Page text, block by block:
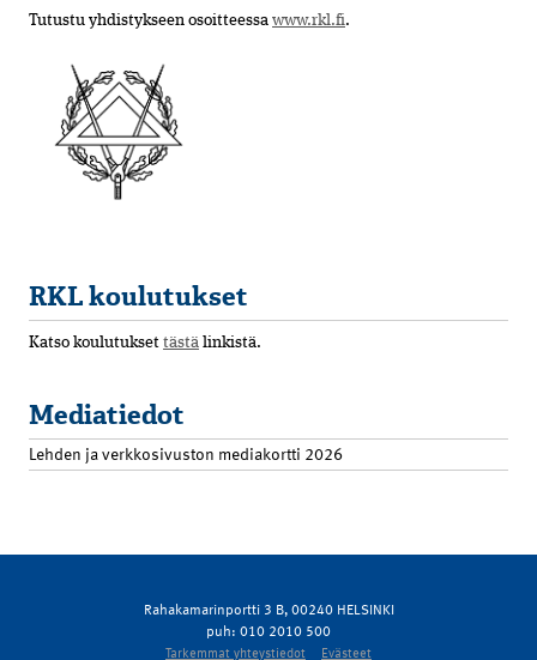
Tutustu yhdistykseen osoitteessa www.rkl.fi.
RKL koulutukset
Katso koulutukset tästä linkistä.
Mediatiedot
Lehden ja verkkosivuston mediakortti 2026
Rahakamarinportti 3 B, 00240 HELSINKI
puh: 010 2010 500
Tarkemmat yhteystiedot Evästeet